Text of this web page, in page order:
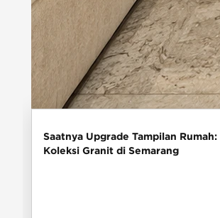
Saatnya Upgrade Tampilan Rumah:
Koleksi Granit di Semarang